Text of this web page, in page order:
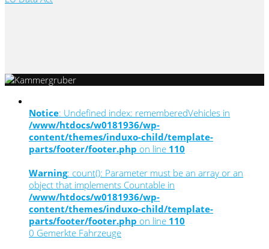
Notice: Undefined index: rememberedVehicles in
/www/htdocs/w0181936/wp-
content/themes/induxo-child/template-
parts/footer/footer.php on line 110
Warning: count(): Parameter must be an array or an
object that implements Countable in
/www/htdocs/w0181936/wp-
content/themes/induxo-child/template-
parts/footer/footer.php on line 110
0 Gemerkte Fahrzeuge